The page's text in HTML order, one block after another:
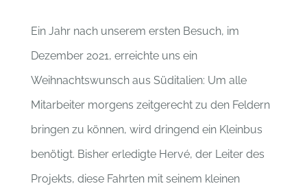
Ein Jahr nach unserem ersten Besuch, im
Dezember 2021, erreichte uns ein
Weihnachtswunsch aus Süditalien: Um alle
Mitarbeiter morgens zeitgerecht zu den Feldern
bringen zu können, wird dringend ein Kleinbus
benötigt. Bisher erledigte Hervé, der Leiter des
Projekts, diese Fahrten mit seinem kleinen